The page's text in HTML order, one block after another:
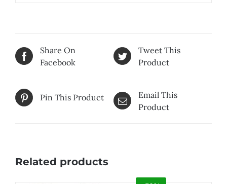
Share On
Facebook
Tweet This
Product
Pin This Product
Email This
Product
Related products